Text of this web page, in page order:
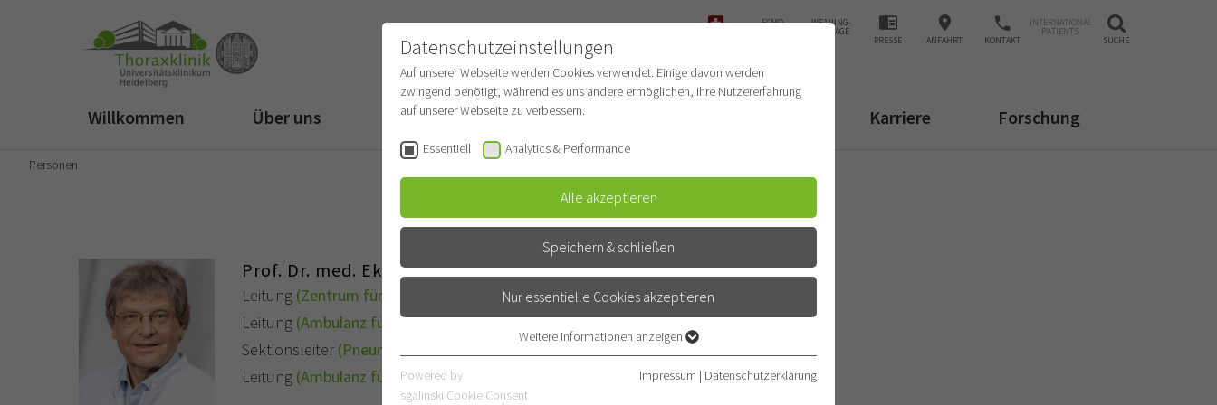
ECMO- WEANING-
ANFRAGE
PRESSE ANFAHRT KONTAKT
INTERNATIONAL
PATIENTS
SUCHE
Willkommen Über uns Für Patienten Für Ärzte Karriere Forschung
Personen
Prof. Dr. med. Ekkehard Grünig
Leitung (Zentrum für Pulmonale Hypertonie)
Leitung (Ambulanz für Lungenhochdruck (Pulmonale Hypertonie))
Sektionsleiter (Pneumologie und Beatmungsmedizin)
Leitung (Ambulanz für pulmonale Hypertonie)
Datenschutzeinstellungen
Auf unserer Webseite werden Cookies verwendet. Einige davon werden
zwingend benötigt, während es uns andere ermöglichen, Ihre Nutzererfahrung
auf unserer Webseite zu verbessern.
Essentiell Analytics & Performance
Alle akzeptieren
Speichern & schließen
Nur essentielle Cookies akzeptieren
Essentielle Cookies werden für grundlegende Funktionen der Webseite
benötigt. Dadurch ist gewährleistet, dass die Webseite einwandfrei
Weitere Informationen anzeigen
Powered by
sgalinski Cookie Consent
Impressum | Datenschutzerklärung